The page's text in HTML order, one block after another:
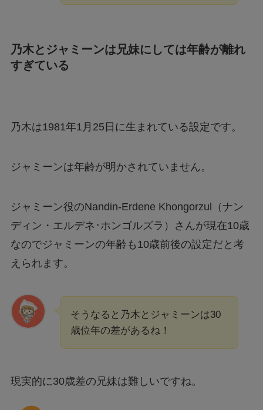
乃木とジャミーンは兄妹にしては年齢が離れ
すぎている
乃木は1981年1月25日に生まれている設定です。
ジャミーンは年齢が明かされていません。
ジャミーン役のNandin-Erdene Khongorzul（ナン
ディン・エルデネ･ホンゴルズラ）さんが現在10歳
なのでジャミーンの年齢も10歳前後の設定だと考
えられます。
そうなると乃木とジャミーンは30
歳位年の差があるね！
現実的に30歳差の兄妹は難しいですね。